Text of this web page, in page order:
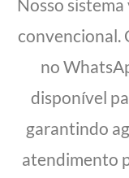
Nosso
convencional.
no
disponível
garantindo
atendimento